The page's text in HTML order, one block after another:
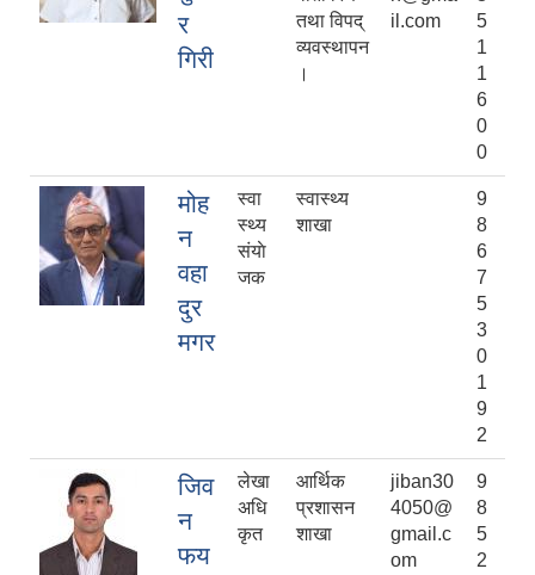
र
गिरी
तथा विपद्
व्यवस्थापन
।
il.com
5
1
1
6
0
0
मोह
न
वहा
दुर
मगर
स्वा
स्थ्य
संयाे
जक
स्वास्थ्य
शाखा
9
8
6
7
5
3
0
1
9
2
जिव
न
फय
लेखा
अधि
कृत
आर्थिक
प्रशासन
शाखा
jiban30
4050@
gmail.c
om
9
8
5
2